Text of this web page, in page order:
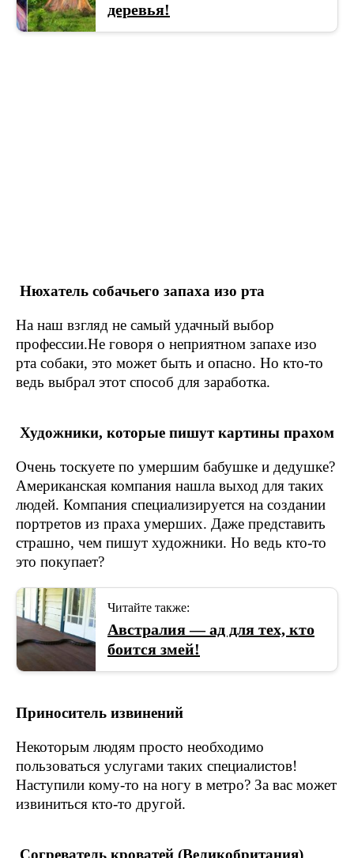
деревья!
Нюхатель собачьего запаха изо рта
На наш взгляд не самый удачный выбор
профессии.Не говоря о неприятном запахе изо
рта собаки, это может быть и опасно. Но кто-то
ведь выбрал этот способ для заработка.
Художники, которые пишут картины прахом
Очень тоскуете по умершим бабушке и дедушке?
Американская компания нашла выход для таких
людей. Компания специализируется на создании
портретов из праха умерших. Даже представить
страшно, чем пишут художники. Но ведь кто-то
это покупает?
Читайте также:
Австралия — ад для тех, кто
боится змей!
Приноситель извинений
Некоторым людям просто необходимо
пользоваться услугами таких специалистов!
Наступили кому-то на ногу в метро? За вас может
извиниться кто-то другой.
Согреватель кроватей (Великобритания)